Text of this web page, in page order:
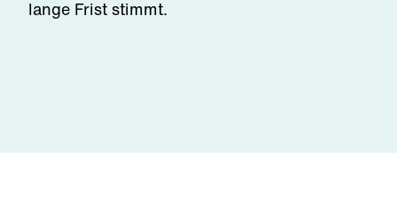
lange Frist stimmt.